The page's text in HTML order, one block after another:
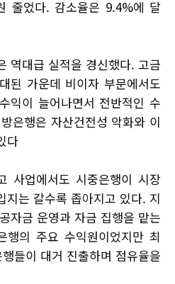
줄었다. 감소율은 9.4%에 달
역대급 실적을 경신했다. 고금
된 가운데 비이자 부문에서도
익이 늘어나면서 전반적인 수
은행은 자산건전성 악화와 이
다
사업에서도 시중은행이 시장
지는 갈수록 좁아지고 있다. 지
자금 운영과 자금 집행을 맡는
행의 주요 수익원이었지만 최
들이 대거 진출하며 점유율을